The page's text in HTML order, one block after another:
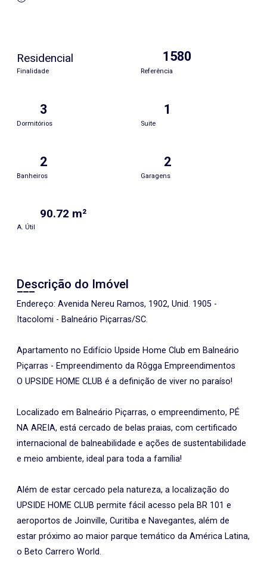
Residencial
Finalidade
1580
Referência
3
Dormitórios
1
Suite
2
Banheiros
2
Garagens
90.72 m²
A. Útil
Descrição do Imóvel
Endereço: Avenida Nereu Ramos, 1902, Unid. 1905 -
Itacolomi - Balneário Piçarras/SC.
Apartamento no Edifício Upside Home Club em Balneário
Piçarras - Empreendimento da Rôgga Empreendimentos
O UPSIDE HOME CLUB é a definição de viver no paraíso!
Localizado em Balneário Piçarras, o empreendimento, PÉ
NA AREIA, está cercado de belas praias, com certificado
internacional de balneabilidade e ações de sustentabilidade
e meio ambiente, ideal para toda a família!
Além de estar cercado pela natureza, a localização do
UPSIDE HOME CLUB permite fácil acesso pela BR 101 e
aeroportos de Joinville, Curitiba e Navegantes, além de
estar próximo ao maior parque temático da América Latina,
o Beto Carrero World.